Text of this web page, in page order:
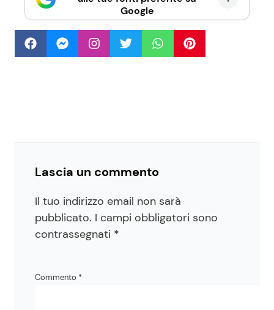
Google
Lascia un commento
Il tuo indirizzo email non sarà
pubblicato. I campi obbligatori sono
contrassegnati *
Commento *